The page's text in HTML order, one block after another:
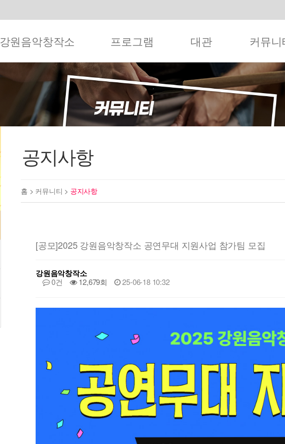
강원음악창작소 프로그램 대관 커뮤니
공지사항
홈 > 커뮤니티 > 공지사항
[공모]2025 강원음악창작소 공연무대 지원사업 참가팀 모집
강원음악창작소
0건 12,679회 25-06-18 10:32